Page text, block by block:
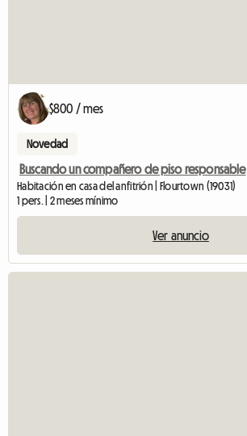
$800 / mes
Novedad
Buscando un compañero de piso responsable
Habitación en casa del anfitrión | Flourtown (19031)
1 pers. | 2 meses mínimo
Ver anuncio